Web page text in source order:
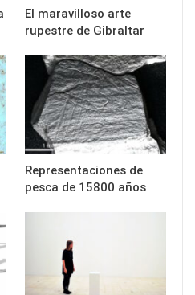
El maravilloso arte
rupestre de Gibraltar
Representaciones de
pesca de 15800 años